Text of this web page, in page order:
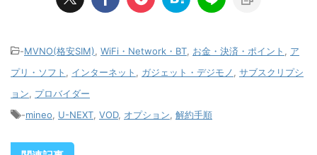
-MVNO(格安SIM), WiFi・Network・BT, お金・決済・ポイント , ア
プリ・ソフト , インターネット , ガジェット・デジモノ, サブスクリプシ
ョン, プロバイダー
-mineo, U-NEXT, VOD, オプション, 解約手順